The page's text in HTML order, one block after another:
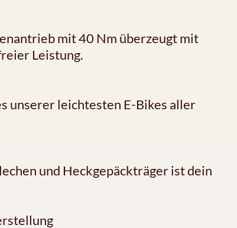
mit 40 Nm überzeugt mit
Leistung.
unserer leichtesten E-Bikes aller
und Heckgepäckträger ist dein